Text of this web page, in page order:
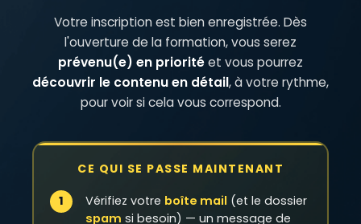
Votre inscription est bien enregistrée. Dès
l'ouverture de la formation, vous serez
prévenu(e) en prioritéet vous pourrez
découvrir le contenu en détail, à votre rythme,
pour voir si cela vous correspond.
CE QUI SE PASSE MAINTENANT
Vérifiez votre boîte mail (et le dossier
spam si besoin) — un message de